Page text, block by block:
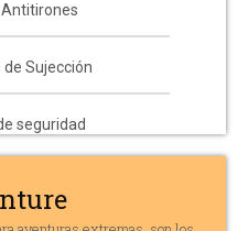
Sujección
seguridad